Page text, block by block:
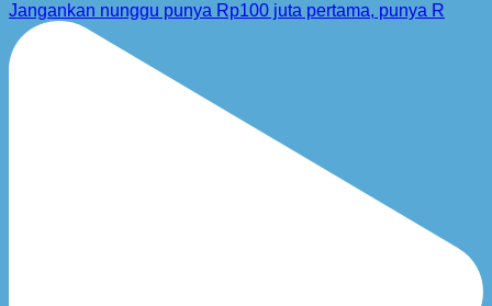
Jangankan nunggu punya Rp100 juta pertama, punya R